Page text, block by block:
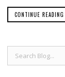
CONTINUE READING